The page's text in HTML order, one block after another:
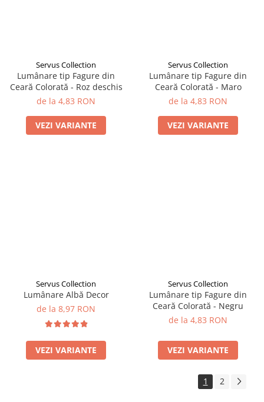
Servus Collection
Lumânare tip Fagure din
Ceară Colorată - Roz deschis
de la 4,83 RON
VEZI VARIANTE
Servus Collection
Lumânare tip Fagure din
Ceară Colorată - Maro
de la 4,83 RON
VEZI VARIANTE
Servus Collection
Lumânare Albă Decor
de la 8,97 RON
VEZI VARIANTE
Servus Collection
Lumânare tip Fagure din
Ceară Colorată - Negru
de la 4,83 RON
VEZI VARIANTE
1 2